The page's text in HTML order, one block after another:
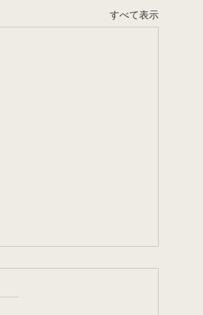
すべて表示
法改正
Right Billがもうすぐ出来